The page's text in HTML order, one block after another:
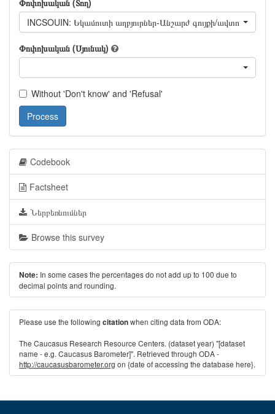
Փոփոխական (Տող)
INCSOUIN: Եկամուտի աղբյուրներ-Անշարժ գույքի/
Փոփոխական (Սյունակ)
Without 'Don't know' and 'Refusal'
Process
Codebook
Factsheet
Ներբեռնումներ
Browse this survey
Note: In some cases the percentages do not add up to 100 due to
decimal points and rounding.
Please use the following citationwhen citing data from ODA:
The Caucasus Research Resource Centers. (dataset year) "[dataset
name - e.g. Caucasus Barometer]". Retrieved through ODA -
http://caucasusbarometer.org on {date of accessing the database here}.